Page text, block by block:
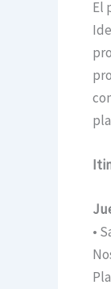
El
•